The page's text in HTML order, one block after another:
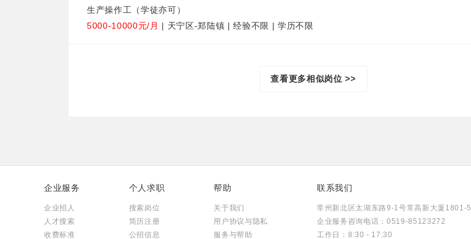
生产操作工（学徒亦可）
5000-10000元/月 | 天宁区-郑陆镇 | 经验不限 | 学历不限
查看更多相似岗位 >>
企业服务
企业招人
人才搜索
收费标准
个人求职
搜索岗位
简历注册
公招信息
帮助
关于我们
用户协议与隐私
服务与帮助
联系我们
常州新北区太湖东路9-1号常高新大厦1801-5
企业服务咨询电话：0519-85123272
工作日：8:30 - 17:30